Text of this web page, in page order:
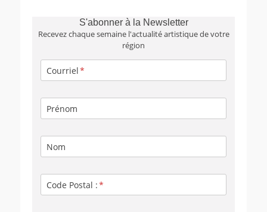
S'abonner à la Newsletter
Recevez chaque semaine l'actualité artistique de votre
région
Courriel
Prénom
Nom
Code Postal :